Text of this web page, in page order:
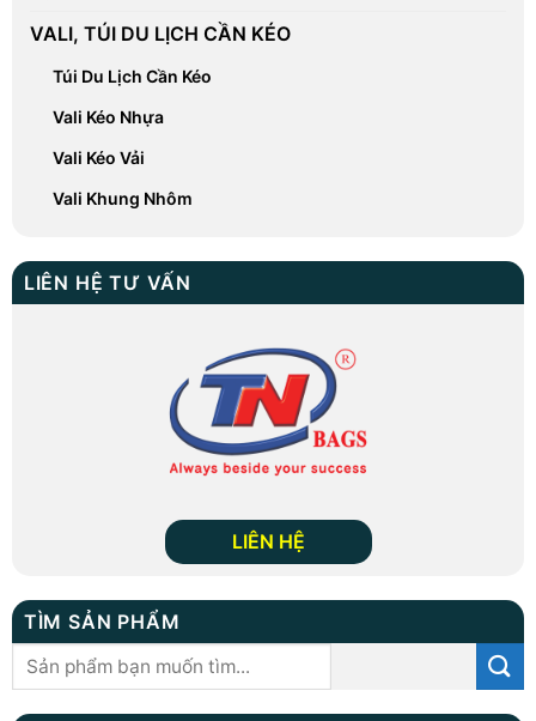
VALI, TÚI DU LỊCH CẦN KÉO
Túi Du Lịch Cần Kéo
Vali Kéo Nhựa
Vali Kéo Vải
Vali Khung Nhôm
LIÊN HỆ TƯ VẤN
LIÊN HỆ
TÌM SẢN PHẨM
Tìm